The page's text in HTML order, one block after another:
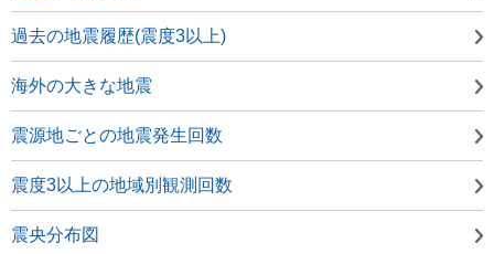
過去の地震履歴(震度3以上)
海外の大きな地震
震源地ごとの地震発生回数
震度3以上の地域別観測回数
震央分布図